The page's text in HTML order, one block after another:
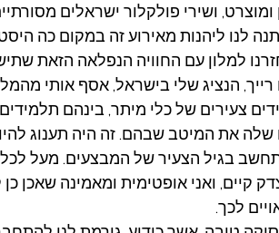
באך, בטהובן ומוצרט, ושירי פולקלור ישראלים
לנו ליהנות מאירוע זה במקום כה
למלון עם החוויה הנפלאה הזאת
רייך, הנציג שלי בישראל, אסף אותי
צעירים של כלי מיתר, בינהם
את המיטב שבהם. זה היה תענוג
בגיל הצעיר של המבצעים. מעל
קיים, ואני אופטימית ומאמינה שאכן
לכך.